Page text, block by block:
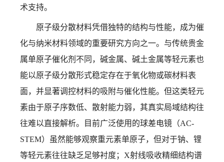
术支持。
原子级分散材料凭借独特的结构与性能，成为催
化与纳米材料领域的重要研究方向之一。与传统贵金
属单原子催化剂不同，碱金属、碱土金属等轻元素也
能以原子级分散形式稳定存在于氧化物或碳材料表
面，并显著调控材料的吸附与催化性能。但这类轻元
素由于原子序数低、散射能力弱，其真实局域结构往
往难以直接解析。目前广泛使用的球差电镜（AC-
STEM）虽然能够观察重元素单原子，但对于钠、锂
等轻元素往往缺乏足够衬度； X射线吸收精细结构谱